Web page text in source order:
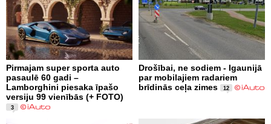
Pirmajam super sporta auto
pasaulē 60 gadi –
Lamborghini piesaka īpašo
versiju 99 vienībās (+ FOTO)
3
Drošībai, ne sodiem - Igaunijā
par mobilajiem radariem
brīdinās ceļa zimes
12